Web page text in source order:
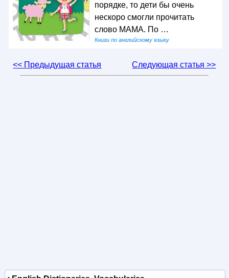
порядке, то дети бы очень
нескоро смогли прочитать
слово МАМА. По …
Книги по английскому языку
<< Предыдущая статья Следующая статья >>